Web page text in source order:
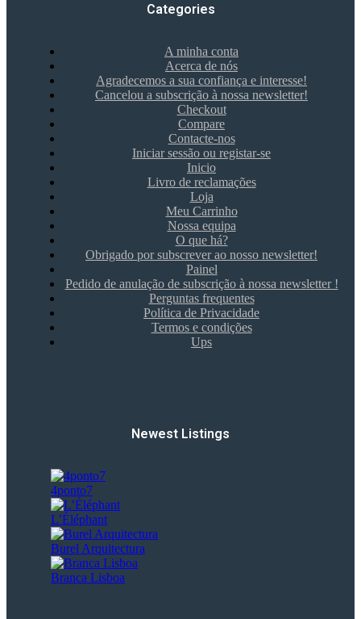
Categories
A minha conta
Acerca de nós
Agradecemos a sua confiança e interesse!
Cancelou a subscrição à nossa newsletter!
Checkout
Compare
Contacte-nos
Iniciar sessão ou registar-se
Inicio
Livro de reclamações
Loja
Meu Carrinho
Nossa equipa
O que há?
Obrigado por subscrever ao nosso newsletter!
Painel
Pedido de anulação de subscrição à nossa newsletter !
Perguntas frequentes
Política de Privacidade
Termos e condições
Ups
Newest Listings​
4ponto7
L’Éléphant
Burel Arquitectura
Branca Lisboa